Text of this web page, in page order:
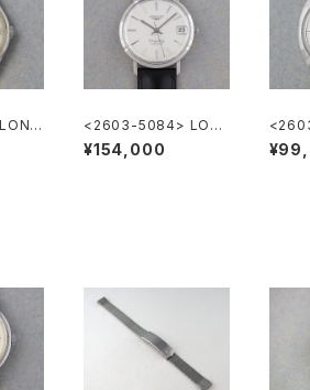
<2603-5084> LON
GINES FlagShip Cal.
345
¥154,000